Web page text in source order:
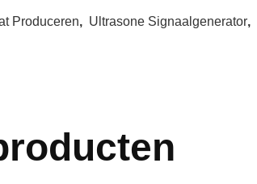
Produceren, Ultrasone Signaalgenerator,